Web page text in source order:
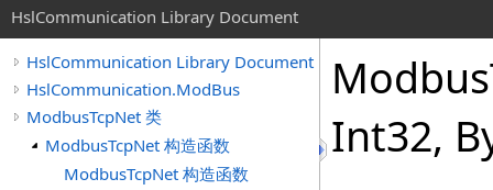
HslCommunication Library Document
HslCommunication Library Document
HslCommunication.ModBus
ModbusTcpNet 类
ModbusTcpNet 构造函数
ModbusTcpNet 构造函数
Int32,